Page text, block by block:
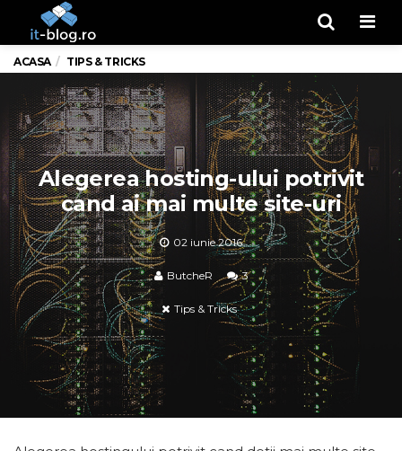
ACASA TIPS & TRICKS
Alegerea hosting-ului potrivit
cand ai mai multe site-uri
02 iunie 2016
ButcheR 3
Tips & Tricks